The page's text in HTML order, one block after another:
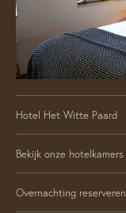
Hotel Het Witte Paard
Bekijk onze hotelkamers
Overnachting reserveren